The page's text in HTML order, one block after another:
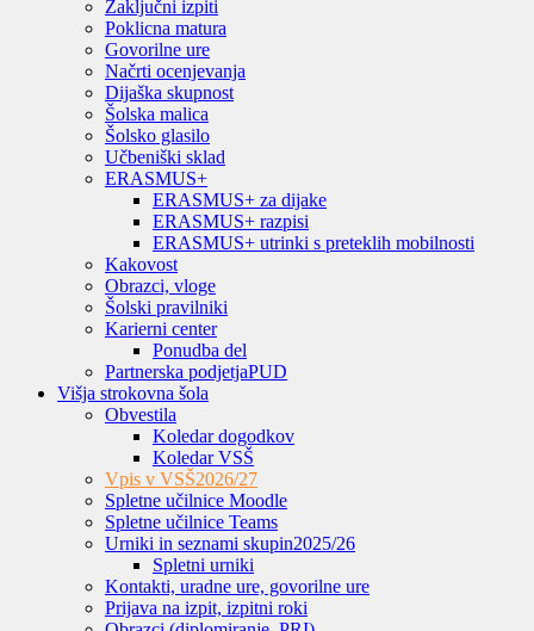
Zaključni izpiti
Poklicna matura
Govorilne ure
Načrti ocenjevanja
Dijaška skupnost
Šolska malica
Šolsko glasilo
Učbeniški sklad
ERASMUS+
ERASMUS+ za dijake
ERASMUS+ razpisi
ERASMUS+ utrinki s preteklih mobilnosti
Kakovost
Obrazci, vloge
Šolski pravilniki
Karierni center
Ponudba del
Partnerska podjetjaPUD
Višja strokovna šola
Obvestila
Koledar dogodkov
Koledar VSŠ
Vpis v VSŠ2026/27
Spletne učilnice Moodle
Spletne učilnice Teams
Urniki in seznami skupin2025/26
Spletni urniki
Kontakti, uradne ure, govorilne ure
Prijava na izpit, izpitni roki